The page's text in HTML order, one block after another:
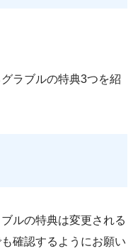
ラブルの特典3つを紹
ルの特典は変更される
確認するようにお願い